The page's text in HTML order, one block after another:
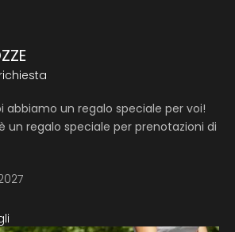
abbiamo un regalo speciale per voi!
un regalo speciale per prenotazioni di